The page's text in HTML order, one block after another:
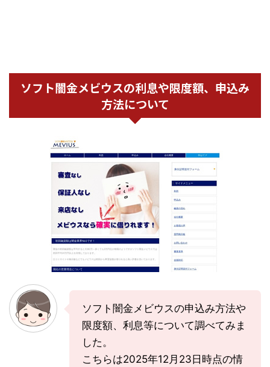
ソフト闇金メビウスの利息や限度額、申込み
方法について
ソフト闇金メビウスの申込み方法や
限度額、利息等について調べてみま
した。
こちらは2025年12月23日時点の情